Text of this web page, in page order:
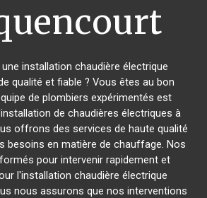
installation chaudière électrique
qualité et fiable ? Vous êtes au bon
de plombiers expérimentés est
de chaudières électriques à
offrons des services de haute qualité
besoins en matière de chauffage. Nos
pour intervenir rapidement et
l'installation chaudière électrique
nous assurons que nos interventions